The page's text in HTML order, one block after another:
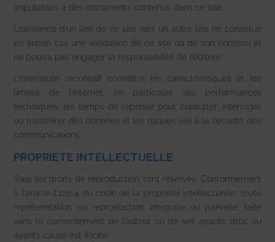
imputables à des documents contenus dans ce site.
L’existence d’un lien de ce site vers un autre site ne constitue
en aucun cas une validation de ce site ou de son contenu et
ne pourra pas engager la responsabilité de l’éditeur.
L’internaute reconnaît connaître les caractéristiques et les
limites de l’Internet, en particulier ses performances
techniques, les temps de réponse pour consulter, interroger
ou transférer des données et les risques liés à la sécurité des
communications.
PROPRIETE INTELLECTUELLE
Tous les droits de reproduction sont réservés. Conformément
à l’article L122-4 du code de la propriété intellectuelle, toute
représentation ou reproduction intégrale ou partielle faite
sans le consentement de l’auteur ou de ses ayants droit ou
ayants cause est illicite.